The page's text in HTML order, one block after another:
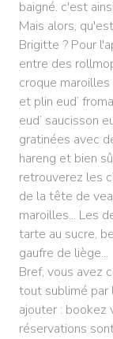
baigné. c'est
Mais alors,
Brigitte ? Pour
entre des
croque maroilles
et plin eud’
eud’ saucisson
gratinées avec
hareng et bien
retrouverez les
de la tête de
maroilles... Les
tarte au sucre,
gaufre de liège...
Bref, vous avez
tout sublimé par
ajouter : bookez
réservations